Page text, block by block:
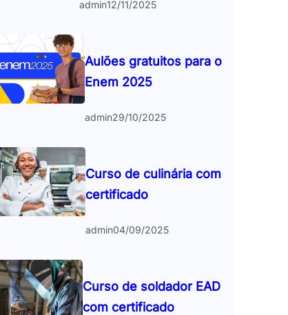
admin12/11/2025
Aulões gratuitos para o
Enem 2025
admin29/10/2025
Curso de culinária com
certificado
admin04/09/2025
Curso de soldador EAD
com certificado